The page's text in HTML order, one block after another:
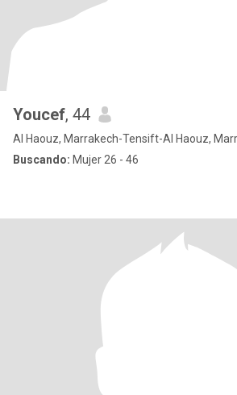
Youcef, 44
Al Haouz, Marrakech-Tensift-Al Haouz,
Buscando: Mujer 26 - 46